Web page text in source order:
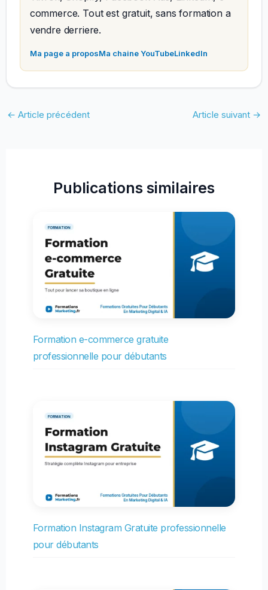
commerce. Tout est gratuit, sans formation a
vendre derriere.
Ma page a proposMa chaine YouTubeLinkedIn
← Article précédent Article suivant →
Publications similaires
Formation e-commerce gratuite
professionnelle pour débutants
Formation Instagram Gratuite professionnelle
pour débutants